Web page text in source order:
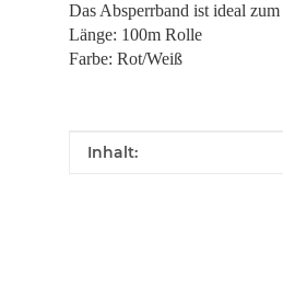
Das Absperrband ist ideal zum
Länge: 100m Rolle
Farbe: Rot/Weiß
Produkteigenschaft
Wert
Inhalt: